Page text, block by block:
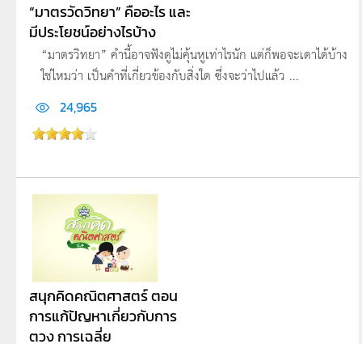
“มาตรวัดวิทยา” คืออะไร และ
มีประโยชน์อย่างไรบ้าง
“มาตรวิทยา” คำนี้อาจฟังดูไม่คุ้นหูเท่าไรนัก แต่ก็พอจะเดาได้บ้าง
ใช่ไหมว่า เป็นคำที่เกี่ยวข้องกับสิ่งใด ซึ่งจะว่าไปแล้ว ...
24,965
สนุกคิดคณิตศาสตร์ ตอน
การแก้ปัญหาเกี่ยวกับการ
ตวง การเฉลี่ย